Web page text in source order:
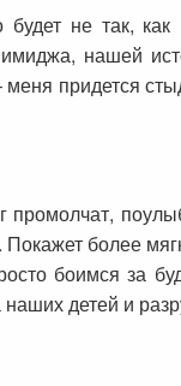
не так,
нашей
придется
более
боимся за
детей и